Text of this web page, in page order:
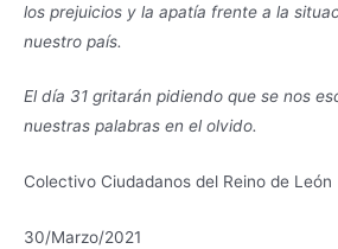
los prejuicios y la apatía frente a la
nuestro país.
El día 31 gritarán pidiendo que se nos
nuestras palabras en el olvido.
Colectivo Ciudadanos del Reino de León
30/Marzo/2021